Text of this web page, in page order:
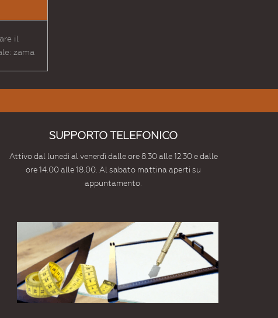
il
zama
SUPPORTO TELEFONICO
Attivo dal lunedì al venerdì dalle ore 8.30 alle 12.30 e dalle
ore 14.00 alle 18.00. Al sabato mattina aperti su
appuntamento.